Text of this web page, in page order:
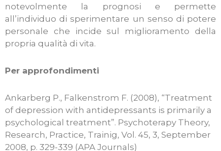
notevolmente la prognosi e permette
all’individuo di sperimentare un senso di potere
personale che incide sul miglioramento della
propria qualità di vita.
Per approfondimenti
Ankarberg P., Falkenstrom F. (2008), “Treatment
of depression with antidepressants is primarily a
psychological treatment”. Psychoterapy Theory,
Research, Practice, Trainig, Vol. 45, 3, September
2008, p. 329-339 (APA Journals)